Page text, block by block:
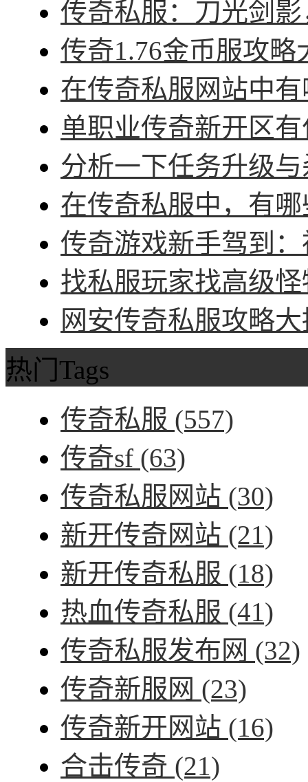
传奇私服：刀光剑
传奇1.76金币服攻
在传奇私服网站中
单职业传奇新开区
分析一下任务升级
在传奇私服中，有
传奇游戏新手驾到
找私服玩家找高级
网安传奇私服攻略
热门Tags
传奇私服 (557)
传奇sf (63)
传奇私服网站 (30)
新开传奇网站 (21)
新开传奇私服 (18)
热血传奇私服 (41)
传奇私服发布网 (32)
传奇新服网 (23)
传奇新开网站 (16)
合击传奇 (21)